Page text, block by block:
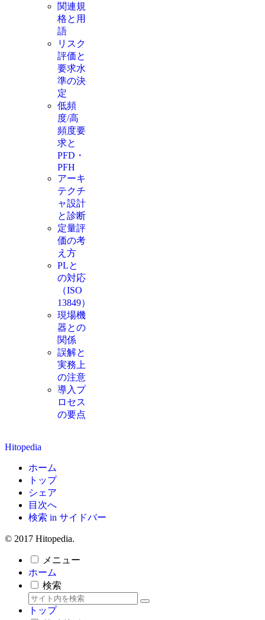
関連規
格と用
語
リスク
評価と
要求水
準の決
定
低頻
度/高
頻度要
求と
PFD・
PFH
アーキ
テクチ
ャ設計
と診断
定量評
価の考
え方
PLと
の対応
（ISO
13849）
現場機
器との
関係
誤解と
実務上
の注意
導入プ
ロセス
の要点
Hitopedia
ホーム
トップ
シェア
目次へ
検索 in サイドバー
© 2017 Hitopedia.
メニュー
ホーム
検索
トップ